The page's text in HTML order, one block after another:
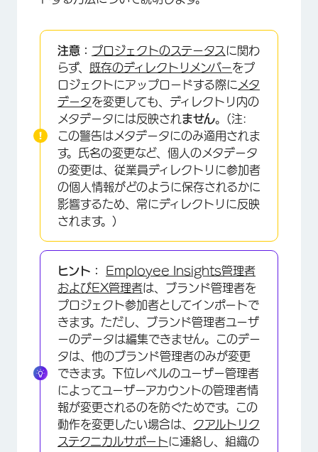
る
グローバルディレクトリから 360 参加者をイン
ポートする
新しいメタデータで回答を更新する
FAQs
注意： プロジェクトのステータス に関わ
らず、
既存のディレクトリメンバーをプ
ロジェクトにアップロードする際に メタ
データを変更しても、ディレクトリ内の
メタデータには反映され ません。(注:
この警告はメタデータにのみ適用されま
す。氏名の変更など、個人のメタデータ
の変更は、従業員ディレクトリに参加者
の個人情報がどのように保存されるかに
影響するため、常にディレクトリに反映
されます。)
ヒント：
Employee Insights管理者
およびEX管理者は、ブランド管理者を
プロジェクト参加者としてインポートで
きます。ただし、ブランド管理者ユーザ
ーのデータは編集できません。このデー
タは、他のブランド管理者のみが変更
できます。下位レベルのユーザー管理者
によってユーザーアカウントの管理者情
報が変更されるのを防ぐためです。この
動作を変更したい場合は、 クアルトリク
ステクニカルサポートに連絡し、組織の